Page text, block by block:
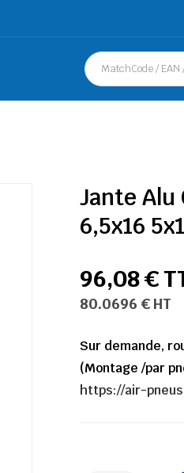
Jante Alu
6,5x16
96,08 €
80.0696 € HT
Sur demande,
(Montage /par
https://air-